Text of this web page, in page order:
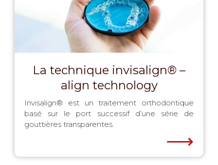
La technique invisalign® –
align technology
Invisalign® est un traitement orthodontique
basé sur le port successif d’une série de
gouttières transparentes.
⟶